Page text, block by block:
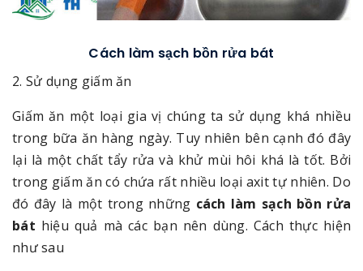
Cách làm sạch bồn rửa bát
2. Sử dụng giấm ăn
Giấm ăn một loại gia vị chúng ta sử dụng khá nhiều
trong bữa ăn hàng ngày. Tuy nhiên bên cạnh đó đây
lại là một chất tẩy rửa và khử mùi hôi khá là tốt. Bởi
trong giấm ăn có chứa rất nhiều loại axit tự nhiên. Do
đó đây là một trong những cách làm sạch bồn rửa
bát hiệu quả mà các bạn nên dùng. Cách thực hiện
như sau